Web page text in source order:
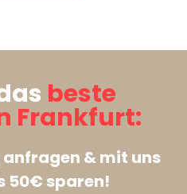
beste
Frankfurt:
& mit uns
50€ sparen!